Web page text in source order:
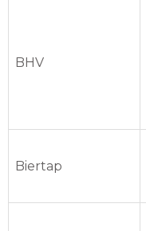
BHV
Biertap